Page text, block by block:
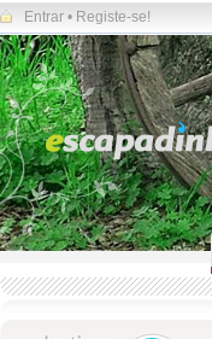
Entrar • Registe-se!